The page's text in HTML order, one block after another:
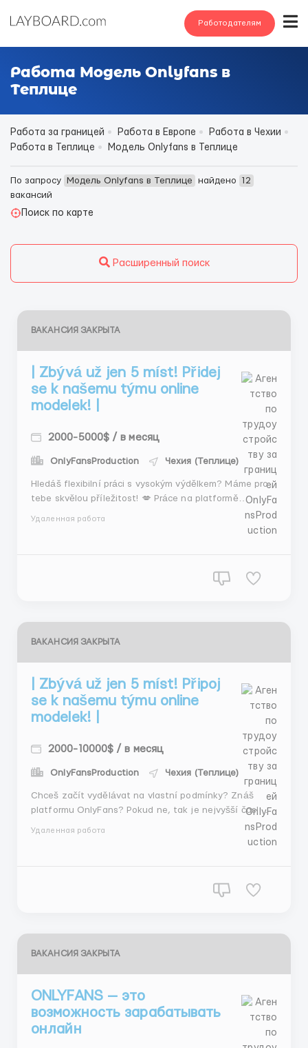
Работодателям
Работа Модель Onlyfans в
Теплице
Работа за границей Работа в Европе
Работа в Чехии
Работа в Теплице
Модель Onlyfans в Теплице
По запросу Модель Onlyfans в Теплице найдено
12
вакансий
Поиск по карте
Расширенный поиск
ВАКАНСИЯ ЗАКРЫТА
| Zbývá už jen 5 míst! Přidej
se k našemu týmu online
modelek! |
2000-5000$ / в месяц
OnlyFansProduction Чехия (Теплице)
Hledáš flexibilní práci s vysokým výdělkem? Máme pro
tebe skvělou příležitost! 💋 Práce na platformě
OnlyFans, kde si můžeš vydělat od 2000$ měsíčně.
Удаленная работа
ВАКАНСИЯ ЗАКРЫТА
| Zbývá už jen 5 míst! Připoj
se k našemu týmu online
modelek! |
2000-10000$ / в месяц
OnlyFansProduction Чехия (Теплице)
Chceš začít vydělávat na vlastní podmínky? Znáš
platformu OnlyFans? Pokud ne, tak je nejvyšší čas!
Práce na OnlyFans je skvělý způsob, jak si vydělat
peníze bez opuštění domova a bez časov&yacut...
Удаленная работа
ВАКАНСИЯ ЗАКРЫТА
ONLYFANS — это
возможность зарабатывать
онлайн